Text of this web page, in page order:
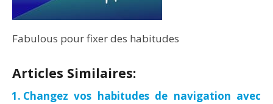
Fabulous pour fixer des habitudes
Articles Similaires:
Changez vos habitudes de navigation avec